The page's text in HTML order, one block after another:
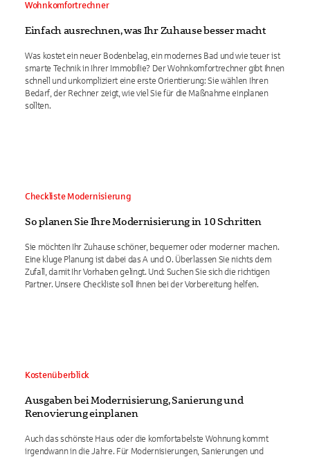
Wohnkomfortrechner
Einfach ausrechnen, was Ihr Zuhause besser macht
Was kostet ein neuer Bodenbelag, ein modernes Bad und wie teuer ist
smarte Technik in Ihrer Immobilie? Der Wohnkomfortrechner gibt Ihnen
schnell und unkompliziert eine erste Orientierung: Sie wählen Ihren
Bedarf, der Rechner zeigt, wie viel Sie für die Maßnahme einplanen
sollten.
Checkliste Modernisierung
So planen Sie Ihre Modernisierung in 10 Schritten
Sie möchten Ihr Zuhause schöner, bequemer oder moderner machen.
Eine kluge Planung ist dabei das A und O. Überlassen Sie nichts dem
Zufall, damit Ihr Vorhaben gelingt. Und: Suchen Sie sich die richtigen
Partner. Unsere Checkliste soll Ihnen bei der Vorbereitung helfen.
Kostenüberblick
Ausgaben bei Modernisierung, Sanierung und
Renovierung einplanen
Auch das schönste Haus oder die komfortabelste Wohnung kommt
irgendwann in die Jahre. Für Modernisierungen, Sanierungen und